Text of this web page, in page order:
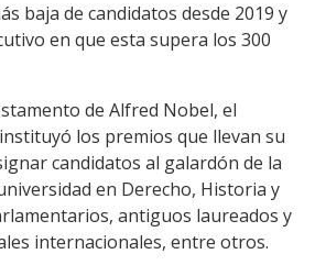
baja de candidatos desde 2019 y
en que esta supera los 300
de Alfred Nobel, el
los premios que llevan su
candidatos al galardón de la
en Derecho, Historia y
antiguos laureados y
internacionales, entre otros.